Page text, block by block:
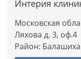
Интерия
Московская
Ляхова д. 3, оф.4
Район: Балашиха